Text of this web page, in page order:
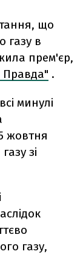
що
газу в
прем'єр,
Правда" .
минулі
жовтня
зі
газу,